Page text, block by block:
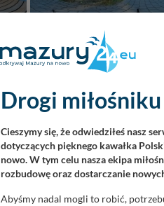
Drogi
Cieszymy się, że odwiedziłeś nasz
dotyczących pięknego kawałka
nowo. W tym celu nasza ekipa
rozbudowę oraz dostarczanie
Abyśmy nadal mogli to robić,